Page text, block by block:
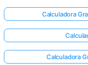
Calculadora
Calculadora